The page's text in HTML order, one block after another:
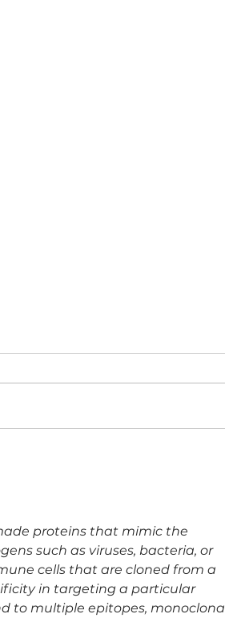
proteins that mimic the
such as viruses, bacteria, or
cells that are cloned from a
in targeting a particular
to multiple epitopes,